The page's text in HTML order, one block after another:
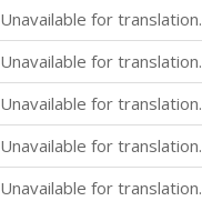
Unavailable for translation.
Unavailable for translation.
Unavailable for translation.
Unavailable for translation.
Unavailable for translation.